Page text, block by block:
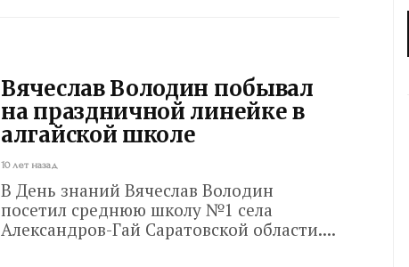
Вячеслав Володин побывал
на праздничной линейке в
алгайской школе
10 лет назад
В День знаний Вячеслав Володин
посетил среднюю школу №1 села
Александров-Гай Саратовской области....